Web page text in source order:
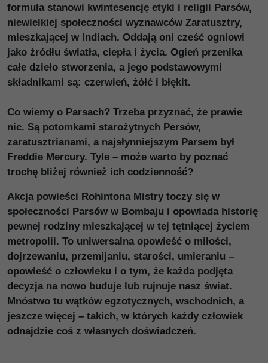
formuła stanowi kwintesencję etyki i religii Parsów,
niewielkiej społeczności wyznawców Zaratusztry,
mieszkającej w Indiach. Oddają oni cześć ogniowi
jako źródłu światła, ciepła i życia. Ogień przenika
całe dzieło stworzenia, a jego podstawowymi
składnikami są: czerwień, żółć i błękit.
Co wiemy o Parsach? Trzeba przyznać, że prawie
nic. Są potomkami starożytnych Persów,
zaratusztrianami, a najsłynniejszym Parsem był
Freddie Mercury. Tyle – może warto by poznać
trochę bliżej również ich codzienność?
Akcja powieści Rohintona Mistry toczy się w
społeczności Parsów w Bombaju i opowiada historię
pewnej rodziny mieszkającej w tej tętniącej życiem
metropolii. To uniwersalna opowieść o miłości,
dojrzewaniu, przemijaniu, starości, umieraniu –
opowieść o człowieku i o tym, że każda podjęta
decyzja na nowo buduje lub rujnuje nasz świat.
Mnóstwo tu wątków egzotycznych, wschodnich, a
jeszcze więcej – takich, w których każdy człowiek
odnajdzie coś z własnych doświadczeń.